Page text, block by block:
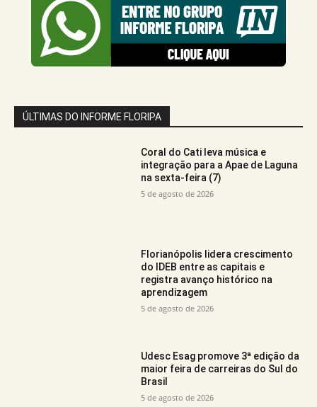
ÚLTIMAS DO INFORME FLORIPA
Coral do Cati leva música e
integração para a Apae de Laguna
na sexta-feira (7)
5 de agosto de 2026
Florianópolis lidera crescimento
do IDEB entre as capitais e
registra avanço histórico na
aprendizagem
5 de agosto de 2026
Udesc Esag promove 3ª edição da
maior feira de carreiras do Sul do
Brasil
5 de agosto de 2026